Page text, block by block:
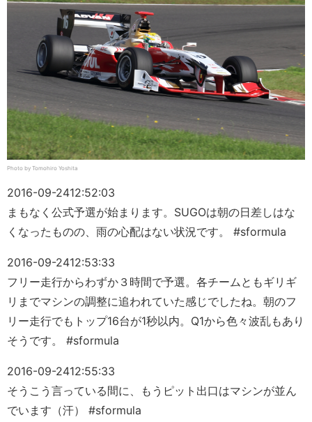
Photo by Tomohiro Yoshita
2016-09-2412:52:03
まもなく公式予選が始まります。SUGOは朝の日差しはな
くなったものの、雨の心配はない状況です。 #sformula
2016-09-2412:53:33
フリー走行からわずか３時間で予選。各チームともギリギ
リまでマシンの調整に追われていた感じでしたね。朝のフ
リー走行でもトップ16台が1秒以内。Q1から色々波乱もあり
そうです。 #sformula
2016-09-2412:55:33
そうこう言っている間に、もうピット出口はマシンが並ん
でいます（汗） #sformula